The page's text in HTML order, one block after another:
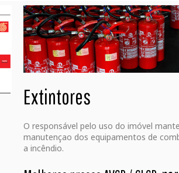
Extintores
O responsável pelo uso do imóvel
manutençao dos equipamentos de
a incêndio.